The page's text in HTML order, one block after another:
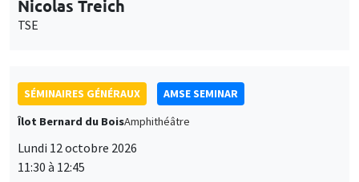
Nicolas Treich
TSE
SÉMINAIRES GÉNÉRAUX
AMSE SEMINAR
Îlot Bernard du BoisAmphithéâtre
Lundi 12 octobre 2026
11:30 à 12:45